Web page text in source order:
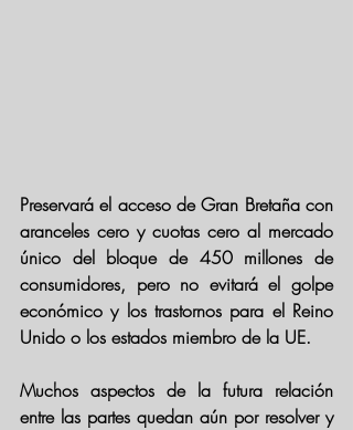
Preservará el acceso de Gran Bretaña con
aranceles cero y cuotas cero al mercado
único del bloque de 450 millones de
consumidores, pero no evitará el golpe
económico y los trastornos para el Reino
Unido o los estados miembro de la UE.
Muchos aspectos de la futura relación
entre las partes quedan aún por resolver y